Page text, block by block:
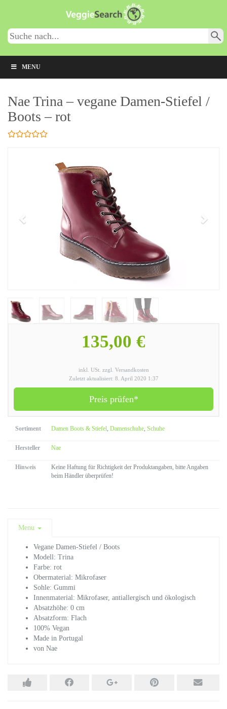
content
MENU
Nae Trina – vegane Damen-Stiefel /
Boots – rot
135,00 €
inkl. USt. zzgl. Versandkosten
Zuletzt aktualisiert: 8. April 2020 1:37
Preis prüfen*
Sortiment Damen Boots & Stiefel, Damenschuhe, Schuhe
Hersteller Nae
Hinweis
Keine Haftung für Richtigkeit der Produktangaben, bitte Angaben
beim Händler überprüfen!
Menu
Vegane Damen-Stiefel / Boots
Modell: Trina
Farbe: rot
Obermaterial: Mikrofaser
Sohle: Gummi
Innenmaterial: Mikrofaser, antiallergisch und ökologisch
Absatzhöhe: 0 cm
Absatzform: Flach
100% Vegan
Made in Portugal
von Nae